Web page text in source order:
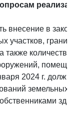
внесение в
участков,
2024 г.
земельных